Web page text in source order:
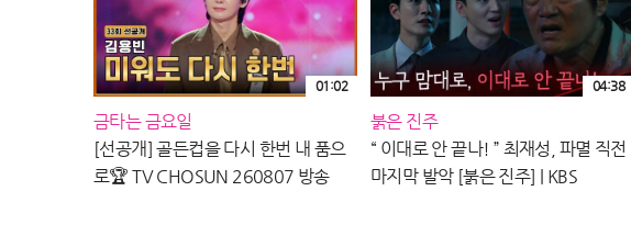
금타는 금요일
[선공개] 골든컵을 다시 한번 내 품으
로🏆 TV CHOSUN 260807 방송
01:02
붉은 진주
“ 이대로 안 끝나! ” 최재성, 파멸 직전
마지막 발악 [붉은 진주] | KBS
04:38